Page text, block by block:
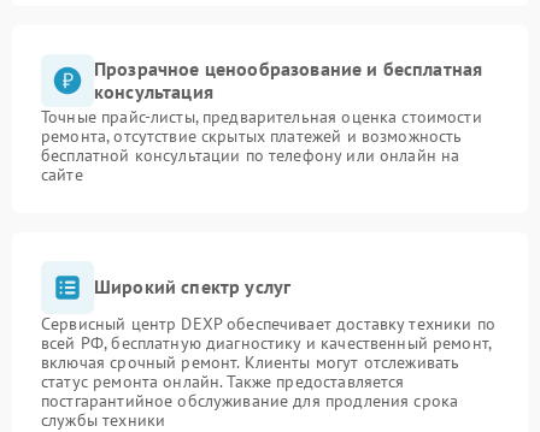
Прозрачное ценообразование и бесплатная
консультация
Точные прайс-листы, предварительная оценка стоимости
ремонта, отсутствие скрытых платежей и возможность
бесплатной консультации по телефону или онлайн на
сайте
Широкий спектр услуг
Сервисный центр DEXP обеспечивает доставку техники по
всей РФ, бесплатную диагностику и качественный ремонт,
включая срочный ремонт. Клиенты могут отслеживать
статус ремонта онлайн. Также предоставляется
постгарантийное обслуживание для продления срока
службы техники